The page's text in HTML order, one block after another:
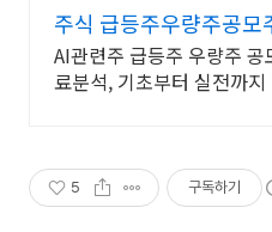
주식 급등주우량주공모
금 안보면 늦어요
AI관련주 급등주 우량주 공
료분석, 기초부터 실전까지
5 구독하기